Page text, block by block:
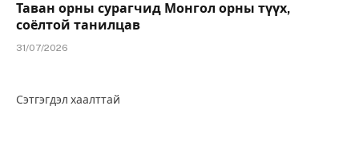
Таван орны сурагчид Монгол орны түүх,
соёлтой танилцав
31/07/2026
Сэтгэгдэл хаалттай